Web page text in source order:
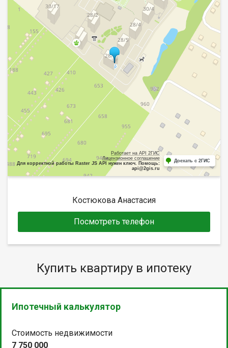
Работает на API 2ГИС
Лицензионное соглашение
Для корректной работы Raster JS API нужен ключ. Помощь:
api@2gis.ru
Доехать с 2ГИС
Костюкова Анастасия
Посмотреть телефон
Купить квартиру в ипотеку
Ипотечный калькулятор
Стоимость недвижимости
7 750 000